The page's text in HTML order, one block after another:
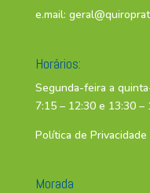
e.mail:
Horários:
Segunda-feira a
7:15 – 12:30 e 13:30 –
Política de
Morada